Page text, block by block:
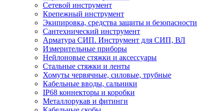
Сетевой инструмент
Крепежный инструмент
Экипировка, средства защиты и безопасности
Сантехнический инструмент
Арматура СИП. Инструмент для СИП, ВЛ
Измерительные приборы
Нейлоновые стяжки и аксессуары
Стальные стяжки и ленты
Хомуты червячные, силовые, трубные
Кабельные вводы, сальники
IP68 коннекторы и коробки
Металлорукав и фитинги